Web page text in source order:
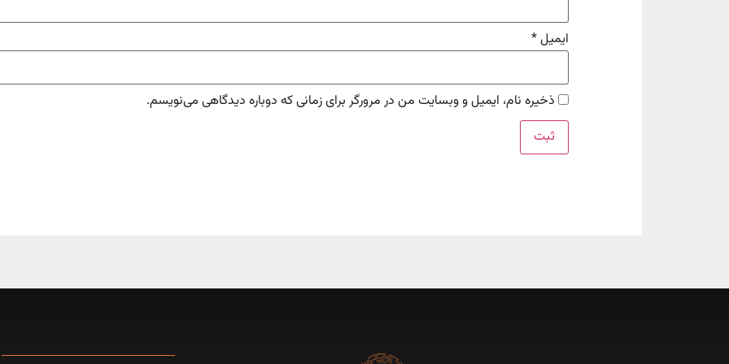
ایمیل*
ذخیره نام، ایمیل و وبسایت من در مرورگر برای زمانی که دوباره دیدگاهی می‌نویسم.